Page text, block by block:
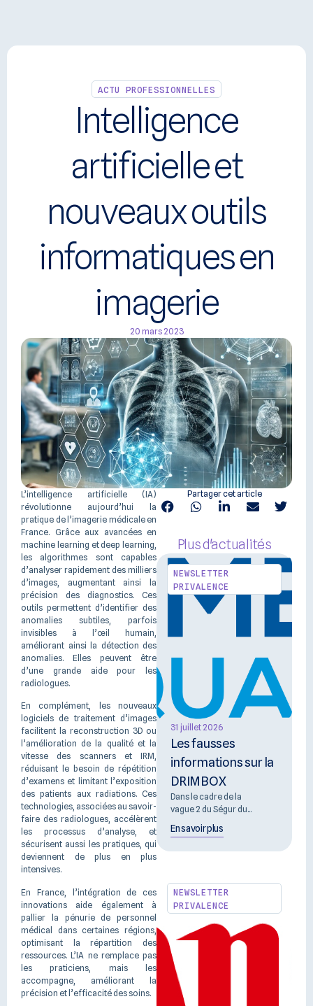
ACTU PROFESSIONNELLES
Intelligence
artificielle et
nouveaux outils
informatiques en
imagerie
20 mars 2023
L’intelligence artificielle (IA)
révolutionne aujourd’hui la
pratique de l’imagerie médicale en
France. Grâce aux avancées en
machine learning et deep learning,
les algorithmes sont capables
d’analyser rapidement des milliers
d’images, augmentant ainsi la
précision des diagnostics. Ces
outils permettent d’identifier des
anomalies subtiles, parfois
invisibles à l’œil humain,
améliorant ainsi la détection des
anomalies. Elles peuvent être
d’une grande aide pour les
radiologues.
En complément, les nouveaux
logiciels de traitement d’images
facilitent la reconstruction 3D ou
l’amélioration de la qualité et la
vitesse des scanners et IRM,
réduisant le besoin de répétition
d’examens et limitant l’exposition
des patients aux radiations. Ces
technologies, associées au savoir-
faire des radiologues, accélèrent
les processus d’analyse, et
sécurisent aussi les pratiques, qui
deviennent de plus en plus
intensives.
En France, l’intégration de ces
innovations aide également à
pallier la pénurie de personnel
médical dans certaines régions,
optimisant la répartition des
ressources. L’IA ne remplace pas
les praticiens, mais les
accompagne, améliorant la
précision et l’efficacité des soins.
Partager cet article
Plus d'actualités
NEWSLETTER
PRIVALENCE
31 juillet 2026
Les fausses
informations sur la
DRIMBOX
Dans le cadre de la
vague 2 du Ségur du...
En savoir plus
NEWSLETTER
PRIVALENCE